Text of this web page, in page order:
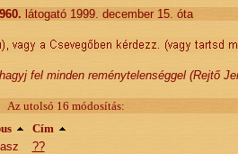
. látogató 1999. december 15. óta
fel minden reménytelenséggel (Rejtő
Az utolsó 16 módosítás:
Cím
??